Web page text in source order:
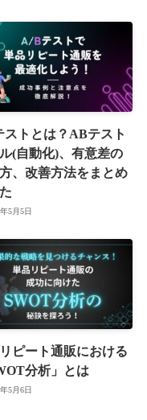
ストとは？ABテスト
(自動化)、有意差の
、改善方法をまとめ
5月5日
ピート通販における
分析」とは
5月6日